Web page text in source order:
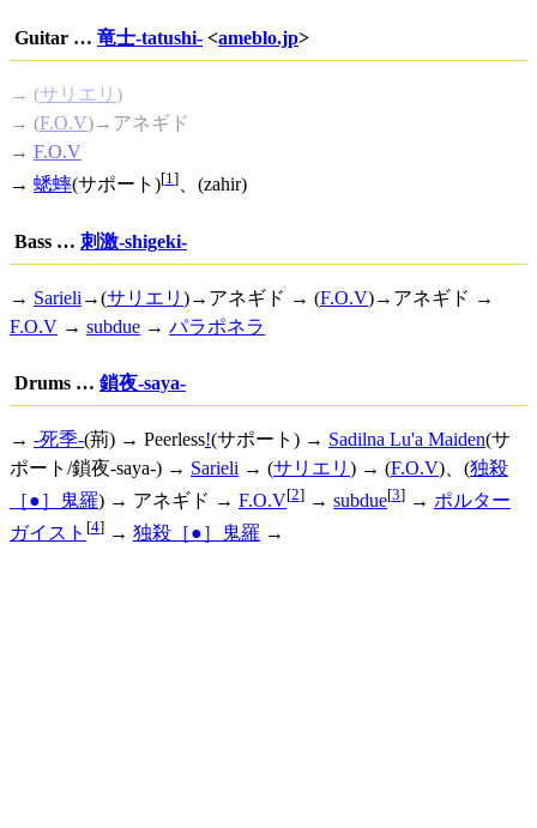
Guitar … 竜士-tatushi- <ameblo.jp>
→ (サリエリ )
→ (F.O.V)→アネギド
→ F.O.V
→ 蟋蟀(サポート)[1]、(zahir)
Bass … 刺激-shigeki-
→ Sarieli →(サリエリ )→アネギド → (F.O.V)→アネギド →
F.O.V → subdue → パラポネラ
Drums … 鎖夜-saya-
→ -死季-(荊) → Peerless!(サポート) → Sadilna Lu'a Maiden(サ
ポート/鎖夜-saya-) → Sarieli → (サリエリ ) → (F.O.V)、(独殺
［●］鬼羅) → アネギド → F.O.V[2] → subdue[3] → ポルター
ガイスト [4] → 独殺［●］鬼羅 →